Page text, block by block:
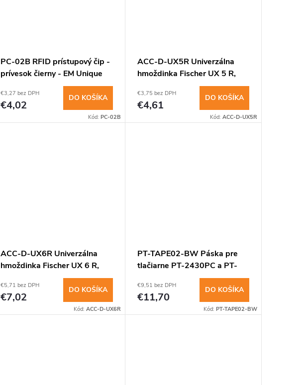
PC-02B RFID prístupový čip -
prívesok čierny - EM Unique
€3,27 bez DPH
€4,02
DO KOŠÍKA
Kód: PC-02B
ACC-D-UX5R Univerzálna
hmoždinka Fischer UX 5 R,
€3,75 bez DPH
€4,61
DO KOŠÍKA
Kód: ACC-D-UX5R
ACC-D-UX6R Univerzálna
hmoždinka Fischer UX 6 R,
€5,71 bez DPH
€7,02
DO KOŠÍKA
Kód: ACC-D-UX6R
PT-TAPE02-BW Páska pre
tlačiarne PT-2430PC a PT-
€9,51 bez DPH
€11,70
DO KOŠÍKA
Kód: PT-TAPE02-BW